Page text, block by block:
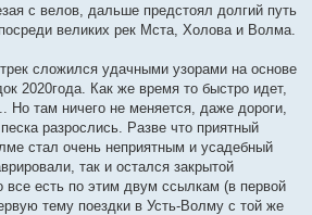
с велов, дальше предстоял долгий путь
великих рек Мста, Холова и Волма.
сложился удачными узорами на основе
2020года. Как же время то быстро идет,
Но там ничего не меняется, даже дороги,
разрослись. Разве что приятный
стал очень неприятным и усадебный
так и остался закрытой
все есть по этим двум ссылкам (в первой
тему поездки в Усть-Волму с той же